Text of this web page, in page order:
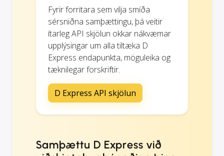
Fyrir forritara sem vilja smíða
sérsniðna samþættingu, þá veitir
ítarleg API skjölun okkar nákvæmar
upplýsingar um alla tiltæka D
Express endapunkta, möguleika og
tæknilegar forskriftir.
D Express API skjölun
Samþættu D Express við